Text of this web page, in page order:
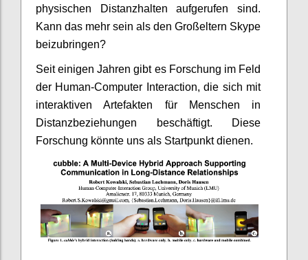
physischen Distanzhalten aufgerufen sind.
Kann das mehr sein als den Großeltern Skype
beizubringen?
Seit einigen Jahren gibt es Forschung im Feld
der Human-Computer Interaction, die sich mit
interaktiven Artefakten für Menschen in
Distanzbeziehungen beschäftigt. Diese
Forschung könnte uns als Startpunkt dienen.